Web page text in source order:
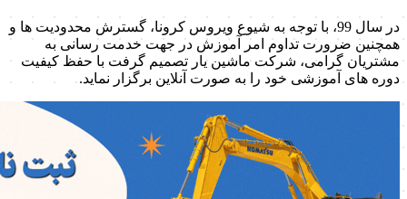
در سال 99، با توجه به شیوع ویروس کرونا، گسترش محدودیت ها و
همچنین ضرورت تداوم امر آموزش در جهت خدمت رسانی به
مشتریان گرامی، شرکت ماشین یار تصمیم گرفت با حفظ کیفیت
دوره های آموزشی خود را به صورت آنلاین برگزار نماید.